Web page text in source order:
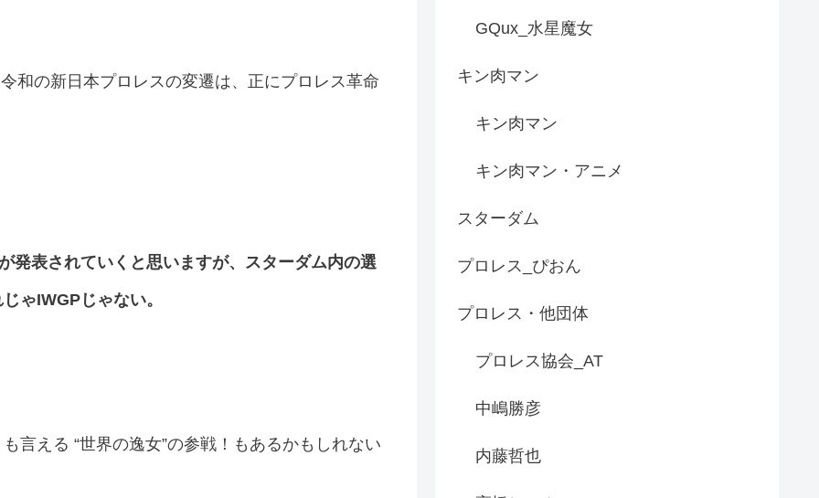
和の新日本プロレスの変遷は、正にプロレス革命
発表されていくと思いますが、スターダム内の選
ゃIWGPじゃない。
言える “世界の逸女”の参戦！もあるかもしれない
GQux_水星魔女
キン肉マン
キン肉マン
キン肉マン・アニメ
スターダム
プロレス_ぴおん
プロレス・他団体
プロレス協会_AT
中嶋勝彦
内藤哲也